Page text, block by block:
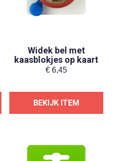
Widek bel met
kaasblokjes op kaart
€ 6,45
BEKIJK ITEM